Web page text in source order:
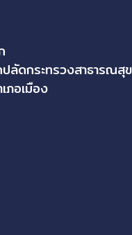
ดกระทรวงสาธารณสุข
ภอเมือง